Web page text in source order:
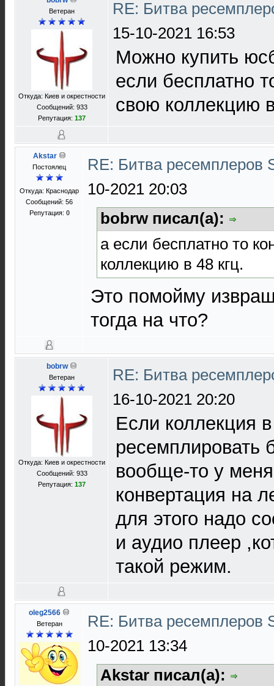
Ветеран
Откуда: Киев и окрестности
Сообщений: 933
Репутация: 137
RE: Битва
15-10-2021 16:53
Можно купить
если бесплатно
свою коллекцию
Akstar
Постоялец
Откуда: Краснодар
Сообщений: 56
Репутация: 0
RE: Битва ресемплеров
10-2021 20:03
bobrw писал(а):
а если бесплатно то
коллекцию в 48 кгц.
Это помойму
тогда на что?
bobrw
Ветеран
Откуда: Киев и окрестности
Сообщений: 933
Репутация: 137
RE: Битва
16-10-2021 20:20
Если коллекция
ресемплировать
вообще-то у
конвертация на
для этого надо
и аудио плеер
такой режим.
oleg2566
Ветеран
RE: Битва ресемплеров
10-2021 13:34
Akstar писал(а):